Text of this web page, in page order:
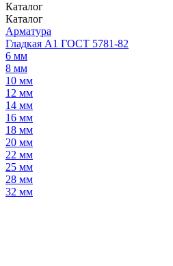
Каталог
Каталог
Арматура
Гладкая А1 ГОСТ 5781-82
6 мм
8 мм
10 мм
12 мм
14 мм
16 мм
18 мм
20 мм
22 мм
25 мм
28 мм
32 мм